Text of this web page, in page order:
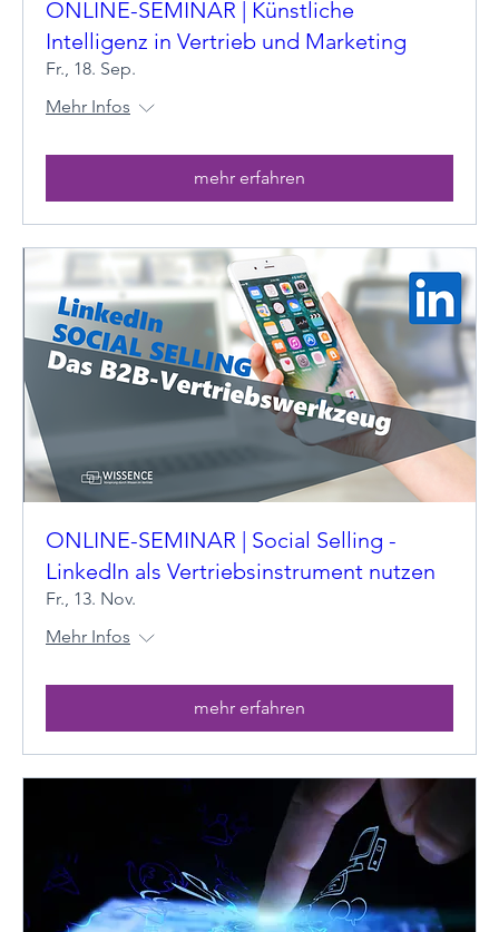
ONLINE-SEMINAR | Künstliche
Intelligenz in Vertrieb und Marketing
Fr., 18. Sep.
Mehr Infos
mehr erfahren
ONLINE-SEMINAR | Social Selling -
LinkedIn als Vertriebsinstrument nutzen
Fr., 13. Nov.
Mehr Infos
mehr erfahren